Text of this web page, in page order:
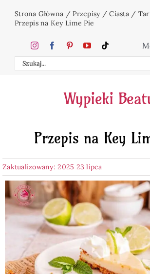
zawartości
Strona Główna /Przepisy/Ciasta/
Przepis na Key Lime Pie
Szukaj
Wypieki
Przepis na Key
Zaktualizowany: 2025 23 lipca